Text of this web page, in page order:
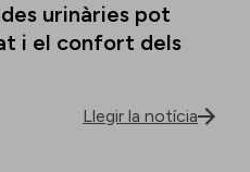
urinàries pot
i el confort dels
Llegir la notícia